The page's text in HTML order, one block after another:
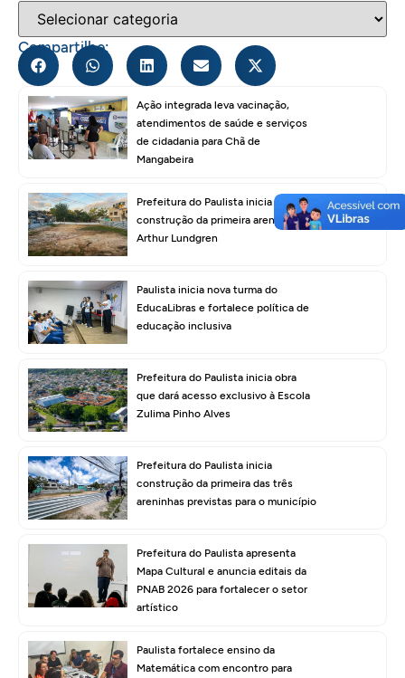
Compartilhe:
Ação integrada leva vacinação,
atendimentos de saúde e serviços
de cidadania para Chã de
Mangabeira
Prefeitura do Paulista inicia
construção da primeira areninha em
Arthur Lundgren
Paulista inicia nova turma do
EducaLibras e fortalece política de
educação inclusiva
Prefeitura do Paulista inicia obra
que dará acesso exclusivo à Escola
Zulima Pinho Alves
Prefeitura do Paulista inicia
construção da primeira das três
areninhas previstas para o município
Prefeitura do Paulista apresenta
Mapa Cultural e anuncia editais da
PNAB 2026 para fortalecer o setor
artístico
Paulista fortalece ensino da
Matemática com encontro para